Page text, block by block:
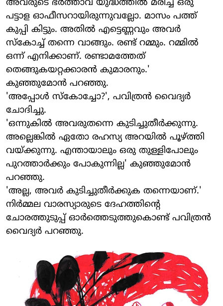
അവരുടെ ഭര്‍ത്താവ് യുദ്ധത്തില്‍ മരിച്ച ഒരു
പട്ടാള ഓഫീസറായിരുന്നുവല്ലോ. മാസം പത്ത്
കുപ്പി കിട്ടും. അതില്‍ എട്ടെണ്ണവും അവര്‍
സ്‌കോച്ച് തന്നെ വാങ്ങും. രണ്ട് റമ്മും. റമ്മില്‍
ഒന്ന് എനിക്കാണ്. രണ്ടാമത്തേത്
തെങ്ങുകയറ്റക്കാരന്‍ കുമാരനും.'
കുഞ്ഞുമോന്‍ പറഞ്ഞു.
'അപ്പോള്‍ സ്‌കോച്ചോ?', പവിത്രന്‍ വൈദ്യര്‍
ചോദിച്ചു.
'ഒന്നുകില്‍ അവരുതന്നെ കുടിച്ചുതീര്‍ക്കുന്നു.
അല്ലെങ്കില്‍ ഏതോ രഹസ്യ അറയില്‍ പൂഴ്ത്തി
വയ്ക്കുന്നു. എന്തായാലും ഒരു തുള്ളിപോലും
പുറത്താര്‍ക്കും പോകുന്നില്ല' കുഞ്ഞുമോന്‍
പറഞ്ഞു.
'അല്ല, അവര്‍ കുടിച്ചുതീര്‍ക്കുക തന്നെയാണ്.'
നിര്‍മ്മല വാരസ്യാരുടെ ദേഹത്തിന്റെ
ചോരത്തുടുപ്പ് ഓര്‍ത്തെടുത്തുകൊണ്ട് പവിത്രന്‍
വൈദ്യര്‍ പറഞ്ഞു.